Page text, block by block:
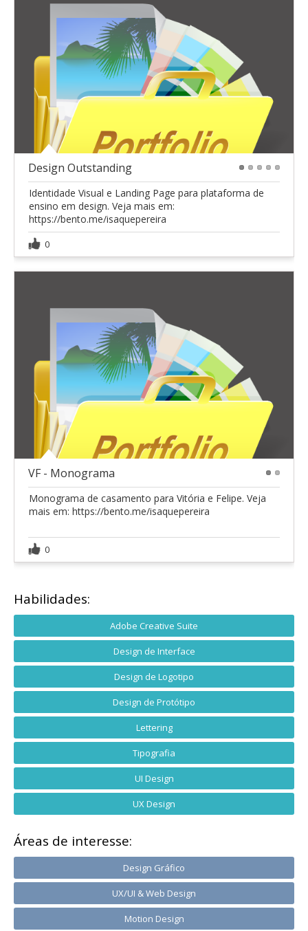
Design Outstanding
Identidade Visual e Landing Page para plataforma de
ensino em design. Veja mais em:
https://bento.me/isaquepereira
0
VF - Monograma
Monograma de casamento para Vitória e Felipe. Veja
mais em: https://bento.me/isaquepereira
0
Habilidades:
Adobe Creative Suite
Design de Interface
Design de Logotipo
Design de Protótipo
Lettering
Tipografia
UI Design
UX Design
Áreas de interesse:
Design Gráfico
UX/UI & Web Design
Motion Design